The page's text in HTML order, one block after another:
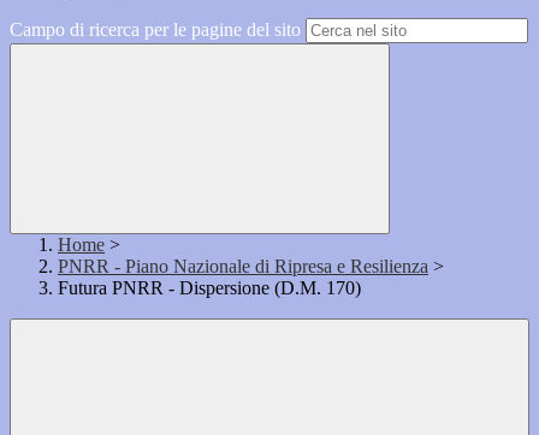
Campo di ricerca per le pagine del sito
Home >
PNRR - Piano Nazionale di Ripresa e Resilienza >
Futura PNRR - Dispersione (D.M. 170)